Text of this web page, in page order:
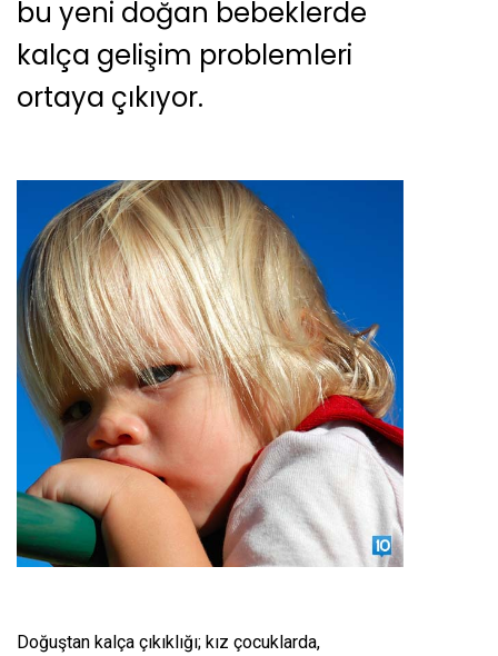
bu yeni doğan bebeklerde
kalça gelişim problemleri
ortaya çıkıyor.
Doğuştan kalça çıkıklığı; kız çocuklarda,